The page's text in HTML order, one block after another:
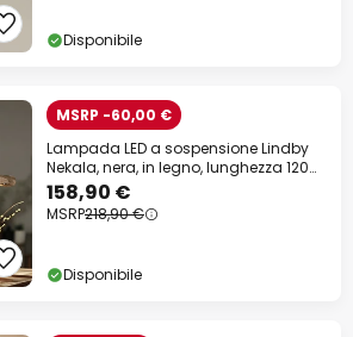
Disponibile
MSRP -60,00 €
Lampada LED a sospensione Lindby
Nekala, nera, in legno, lunghezza 120
cm
158,90 €
MSRP218,90 €
Disponibile